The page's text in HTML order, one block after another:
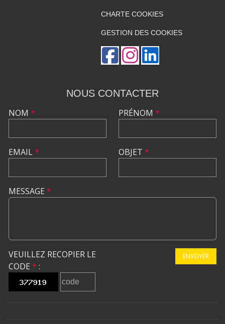
CHARTE COOKIES
GESTION DES COOKIES
NOUS CONTACTER
NOM *
EMAIL*
PRÉNOM *
OBJET *
MESSAGE *
VEUILLEZ RECOPIER LE
CODE * :
ENVOYER